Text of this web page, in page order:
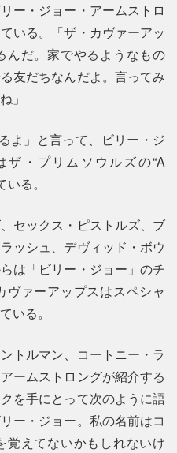
ー・ジョー・アームストロ
いる。「ザ・カヴァーアッ
んだ。家でやるようなもの
友だちなんだよ。言ってみ
」
よ」と言って、ビリー・ジ
ザ・プリムソウルズの“A
る。
セックス・ピストルズ、ブ
ッシュ、デヴィッド・ボウ
は「ビリー・ジョー」のチ
ヴァーアップスはスペシャ
いる。
トルマン、コートニー・ラ
ームストロングが紹介する
を手にとって次のように語
ー・ジョー。私の名前はコ
覚えてないかもしれないけ